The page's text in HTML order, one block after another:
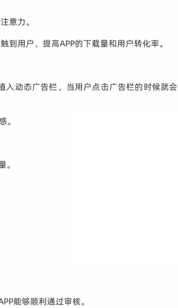
意力。
用户，提高APP的下载量和用户转化率。
动态广告栏，当用户点击广告栏的时候就
能够顺利通过审核。